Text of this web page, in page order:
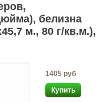
белизна
м., 80 г/кв.м.),
1405 руб
Купить